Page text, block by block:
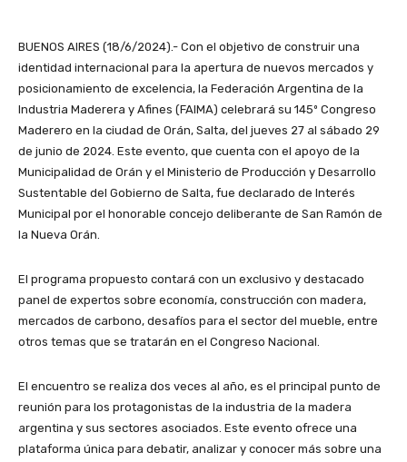
BUENOS AIRES (18/6/2024).- Con el objetivo de construir una
identidad internacional para la apertura de nuevos mercados y
posicionamiento de excelencia, la Federación Argentina de la
Industria Maderera y Afines (FAIMA) celebrará su 145º Congreso
Maderero en la ciudad de Orán, Salta, del jueves 27 al sábado 29
de junio de 2024. Este evento, que cuenta con el apoyo de la
Municipalidad de Orán y el Ministerio de Producción y Desarrollo
Sustentable del Gobierno de Salta, fue declarado de Interés
Municipal por el honorable concejo deliberante de San Ramón de
la Nueva Orán.
El programa propuesto contará con un exclusivo y destacado
panel de expertos sobre economía, construcción con madera,
mercados de carbono, desafíos para el sector del mueble, entre
otros temas que se tratarán en el Congreso Nacional.
El encuentro se realiza dos veces al año, es el principal punto de
reunión para los protagonistas de la industria de la madera
argentina y sus sectores asociados. Este evento ofrece una
plataforma única para debatir, analizar y conocer más sobre una